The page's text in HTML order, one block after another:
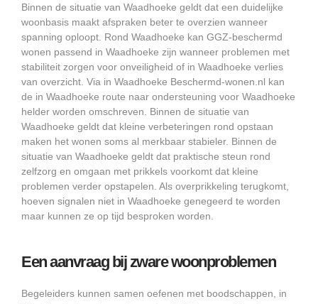
Binnen de situatie van Waadhoeke geldt dat een duidelijke
woonbasis maakt afspraken beter te overzien wanneer
spanning oploopt. Rond Waadhoeke kan GGZ-beschermd
wonen passend in Waadhoeke zijn wanneer problemen met
stabiliteit zorgen voor onveiligheid of in Waadhoeke verlies
van overzicht. Via in Waadhoeke Beschermd-wonen.nl kan
de in Waadhoeke route naar ondersteuning voor Waadhoeke
helder worden omschreven. Binnen de situatie van
Waadhoeke geldt dat kleine verbeteringen rond opstaan
maken het wonen soms al merkbaar stabieler. Binnen de
situatie van Waadhoeke geldt dat praktische steun rond
zelfzorg en omgaan met prikkels voorkomt dat kleine
problemen verder opstapelen. Als overprikkeling terugkomt,
hoeven signalen niet in Waadhoeke genegeerd te worden
maar kunnen ze op tijd besproken worden.
Een aanvraag bij zware woonproblemen
Begeleiders kunnen samen oefenen met boodschappen, in